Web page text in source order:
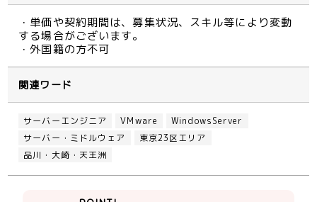
・単価や契約期間は、募集状況、スキル等により変動
する場合がございます。
・外国籍の方不可
関連ワード
サーバーエンジニア VMware
WindowsServer
サーバー・ミドルウェア
東京23区エリア
品川・大崎・天王洲